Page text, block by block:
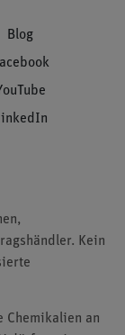
Blog
Kein
Chemikalien an